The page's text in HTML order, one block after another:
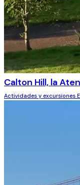
Calton Hill, la
Actividades y excursiones